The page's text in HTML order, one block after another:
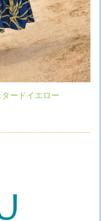
ードイエロー